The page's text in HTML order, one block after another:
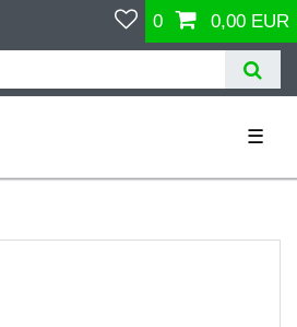
0 0,00 EUR
☰